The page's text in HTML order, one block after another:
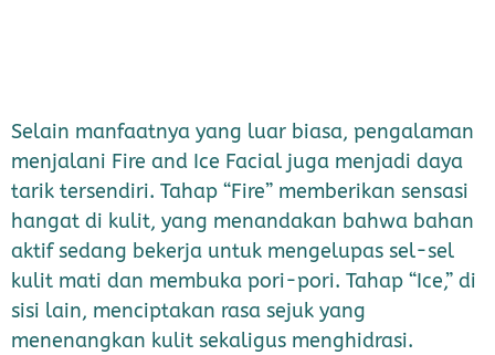
Selain manfaatnya yang luar biasa, pengalaman
menjalani Fire and Ice Facial juga menjadi daya
tarik tersendiri. Tahap “Fire” memberikan sensasi
hangat di kulit, yang menandakan bahwa bahan
aktif sedang bekerja untuk mengelupas sel-sel
kulit mati dan membuka pori-pori. Tahap “Ice,” di
sisi lain, menciptakan rasa sejuk yang
menenangkan kulit sekaligus menghidrasi.